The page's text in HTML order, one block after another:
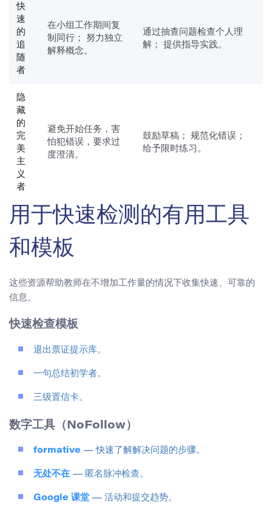
快
速
的
追
随
者
在小组工作期间复
制同行； 努力独立
解释概念。
通过抽查问题检查个人理
解； 提供指导实践。
隐
藏
的
完
美
主
义
者
避免开始任务，害
怕犯错误，要求过
度澄清。
鼓励草稿； 规范化错误；
给予限时练习。
用于快速检测的有用工具
和模板
这些资源帮助教师在不增加工作量的情况下收集快速、可靠的
信息。
快速检查模板
退出票证提示库。
一句总结初学者。
三级置信卡。
数字工具（NoFollow）
formative — 快速了解解决问题的步骤。
无处不在 — 匿名脉冲检查。
Google 课堂 — 活动和提交趋势。